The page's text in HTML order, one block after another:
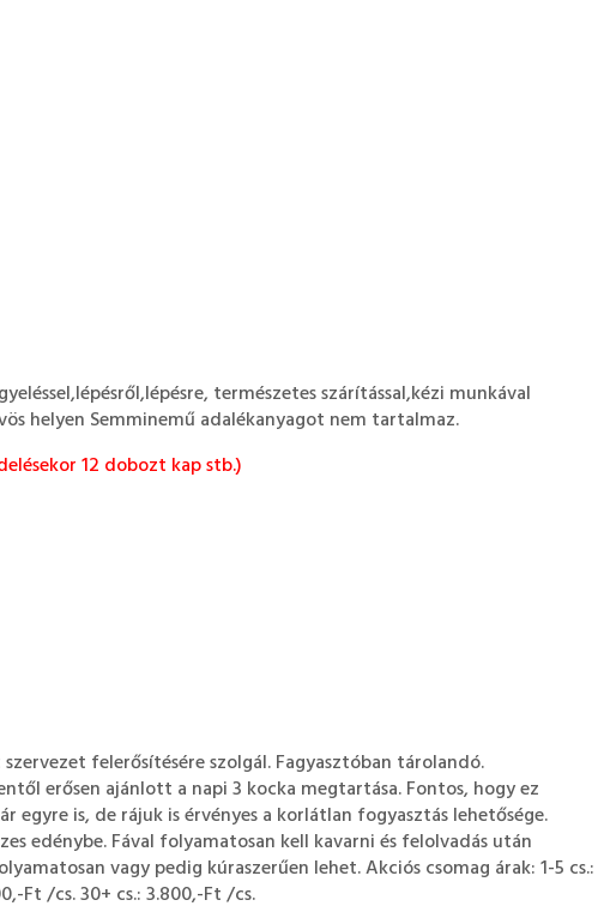
természetes szárítással,kézi munkával
helyen Semminemű adalékanyagot nem tartalmaz.
12 dobozt kap stb.)
felerősítésére szolgál. Fagyasztóban tárolandó.
erősen ajánlott a napi 3 kocka megtartása. Fontos, hogy ez
is, de rájuk is érvényes a korlátlan fogyasztás lehetősége.
edénybe. Fával folyamatosan kell kavarni és felolvadás után
vagy pedig kúraszerűen lehet. Akciós csomag árak: 1-5 cs.:
Ft /cs. 30+ cs.: 3.800,-Ft /cs.